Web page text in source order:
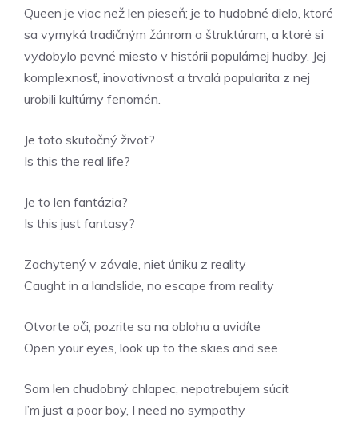
Queen je viac než len pieseň; je to hudobné dielo, ktoré
sa vymyká tradičným žánrom a štruktúram, a ktoré si
vydobylo pevné miesto v histórii populárnej hudby. Jej
komplexnosť, inovatívnosť a trvalá popularita z nej
urobili kultúrny fenomén.
Je toto skutočný život?
Is this the real life?
Je to len fantázia?
Is this just fantasy?
Zachytený v závale, niet úniku z reality
Caught in a landslide, no escape from reality
Otvorte oči, pozrite sa na oblohu a uvidíte
Open your eyes, look up to the skies and see
Som len chudobný chlapec, nepotrebujem súcit
I’m just a poor boy, I need no sympathy